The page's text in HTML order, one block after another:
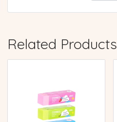
Related Products